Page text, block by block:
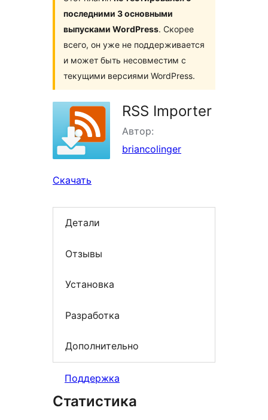
последними 3 основными
выпусками WordPress. Скорее
всего, он уже не поддерживается
и может быть несовместим с
текущими версиями WordPress.
RSS Importer
Автор:
briancolinger
Скачать
Детали
Отзывы
Установка
Разработка
Дополнительно
Поддержка
Статистика